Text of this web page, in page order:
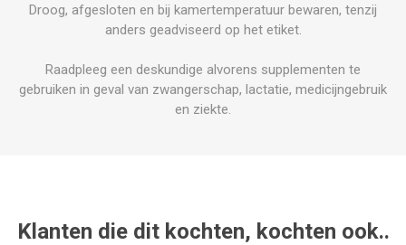
Droog, afgesloten en bij kamertemperatuur bewaren, tenzij
anders geadviseerd op het etiket.
Raadpleeg een deskundige alvorens supplementen te
gebruiken in geval van zwangerschap, lactatie, medicijngebruik
en ziekte.
Klanten die dit kochten, kochten ook..